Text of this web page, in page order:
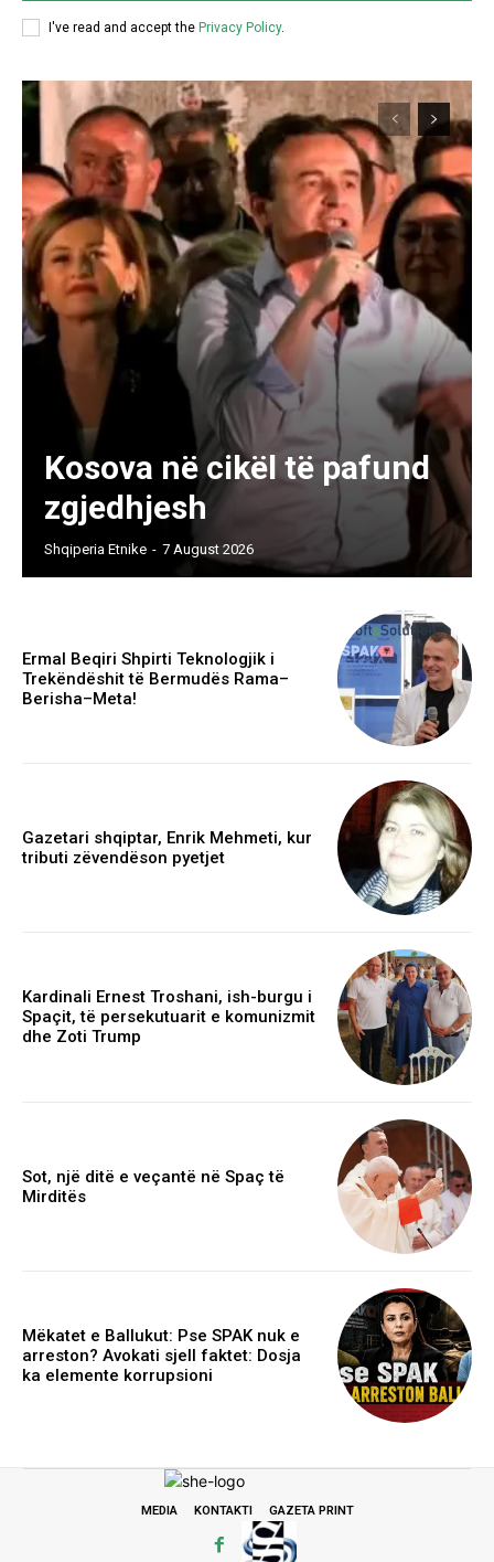
I've read and accept the Privacy Policy.
Kosova në cikël të pafund
zgjedhjesh
Shqiperia Etnike - 7 August 2026
Ermal Beqiri Shpirti Teknologjik i
Trekëndëshit të Bermudës Rama–
Berisha–Meta!
Gazetari shqiptar, Enrik Mehmeti, kur
tributi zëvendëson pyetjet
Kardinali Ernest Troshani, ish-burgu i
Spaçit, të persekutuarit e komunizmit
dhe Zoti Trump
Sot, një ditë e veçantë në Spaç të
Mirditës
Mëkatet e Ballukut: Pse SPAK nuk e
arreston? Avokati sjell faktet: Dosja
ka elemente korrupsioni
MEDIA KONTAKTI GAZETA PRINT